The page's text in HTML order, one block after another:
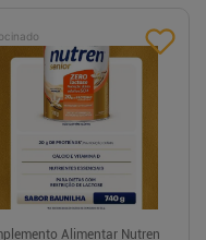
Alimentar Nutren